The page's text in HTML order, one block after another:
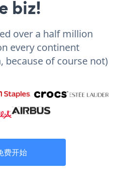
biz!
over a half million
every continent
because of course not)
费开始